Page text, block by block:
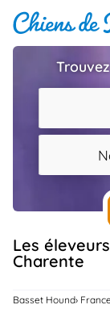
Chiots
Éleveurs
Étalons
Chiens
Services
Les éleveurs de race Basset Hound dans la
Charente
Basset Hound